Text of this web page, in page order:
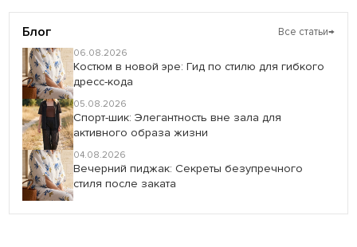
Блог Все статьи→
06.08.2026
Костюм в новой эре: Гид по стилю для гибкого
дресс-кода
05.08.2026
Спорт-шик: Элегантность вне зала для
активного образа жизни
04.08.2026
Вечерний пиджак: Секреты безупречного
стиля после заката